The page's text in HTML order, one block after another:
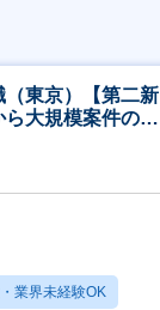
東京）【第二新
大規模案件のマ
できる／研修充
業界未経験OK